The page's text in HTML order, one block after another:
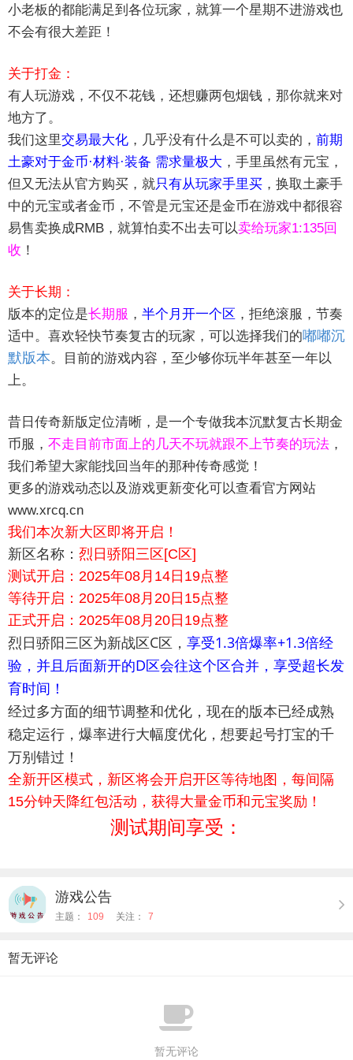
小老板的都能满足到各位玩家，就算一个星期不进游戏也
不会有很大差距！
关于打金：
有人玩游戏，不仅不花钱，还想赚两包烟钱，那你就来对
地方了。
我们这里交易最大化 ，几乎没有什么是不可以卖的， 前期
土豪对于金币·材料·装备 需求量极大 ，手里虽然有元宝，
但又无法从官方购买，就只有从玩家手里买 ，换取土豪手
中的元宝或者金币，不管是元宝还是金币在游戏中都很容
易售卖换成RMB，就算怕卖不出去可以卖给玩家1:135回
收 ！
关于长期：
版本的定位是长期服 ， 半个月开一个区 ，拒绝滚服，节奏
适中。喜欢轻快节奏复古的玩家，可以选择我们的嘟嘟沉
默版本。目前的游戏内容，至少够你玩半年甚至一年以
上。
昔日传奇新版定位清晰，是一个专做我本沉默复古长期金
币服， 不走目前市面上的几天不玩就跟不上节奏的玩法 ，
我们希望大家能找回当年的那种传奇感觉！
更多的游戏动态以及游戏更新变化可以查看官方网站
www.xrcq.cn
我们本次新大区即将开启！
新区名称： 烈日骄阳三区[C区]
测试开启：2025年08月14日19点整
等待开启：2025年08月20日15点整
正式开启：2025年08月20日19点整
烈日骄阳三区为新战区C区 ， 享受1.3倍爆率+1.3倍经
验，并且后面新开的D区会往这个区合并，享受超长发
育时间！
经过多方面的细节调整和优化，现在的版本已经成熟
稳定运行，爆率进行大幅度优化，想要起号打宝的千
万别错过！
全新开区模式，新区将会开启开区等待地图，每间隔
15分钟天降红包活动，获得大量金币和元宝奖励！
测试期间享受：
游戏公告
主题： 109 关注： 7
暂无评论
暂无评论